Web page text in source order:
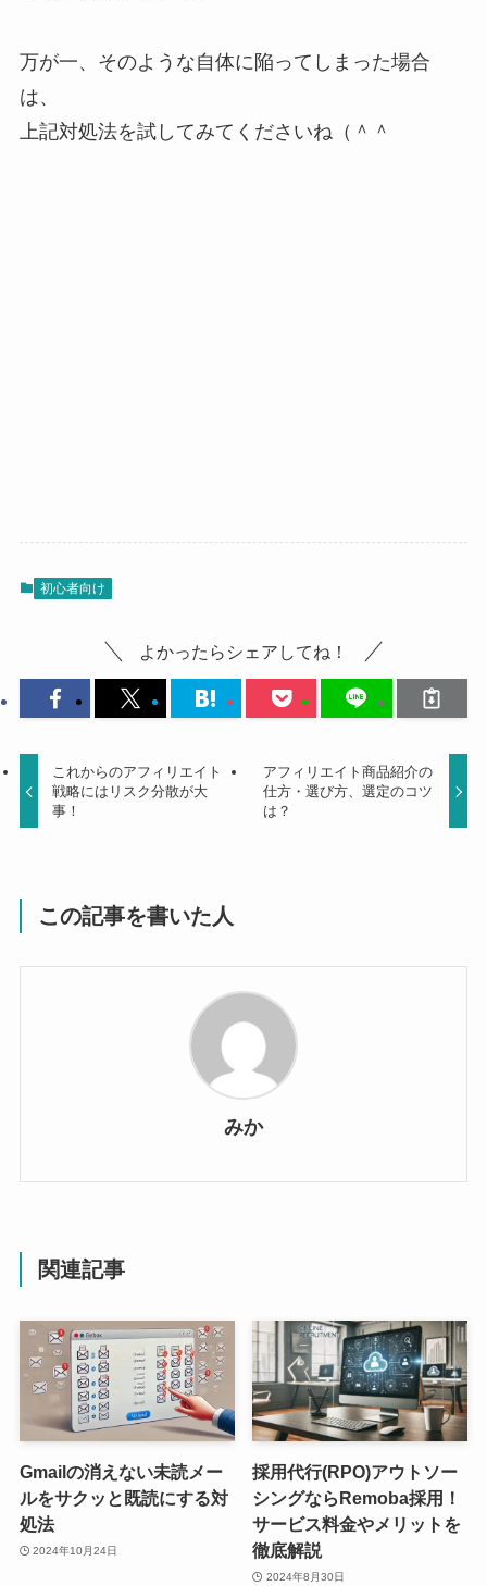
万が一、そのような自体に陥ってしまった場合
は、
上記対処法を試してみてくださいね（＾＾
初心者向け
よかったらシェアしてね！
これからのアフィリエイト
戦略にはリスク分散が大
事！
アフィリエイト商品紹介の
仕方・選び方、選定のコツ
は？
この記事を書いた人
みか
関連記事
Gmailの消えない未読メー
ルをサクッと既読にする対
処法
2024年10月24日
採用代行(RPO)アウトソー
シングならRemoba採用！
サービス料金やメリットを
徹底解説
2024年8月30日